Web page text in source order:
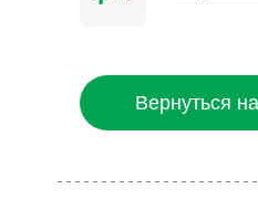
Вернуться